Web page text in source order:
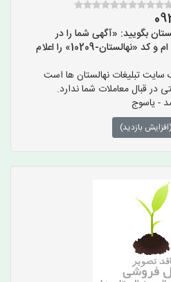
بگویید: «آگهی شما را در
سایت «نهال فروشی» دیده ام و کد «نهالستان-10209» را اعلام
تبلیغات نهالستان ها است
در قبال معاملات شما ندارد.
- یاسوج
بازدید)